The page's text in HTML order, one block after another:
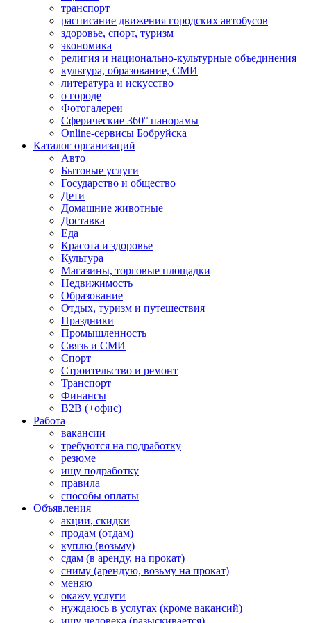
транспорт
расписание движения городских автобусов
здоровье, спорт, туризм
экономика
религия и национально-культурные объединения
культура, образование, СМИ
литература и искусство
о городе
Фотогалереи
Сферические 360° панорамы
Online-сервисы Бобруйска
Каталог организаций
Авто
Бытовые услуги
Государство и общество
Дети
Домашние животные
Доставка
Еда
Красота и здоровье
Культура
Магазины, торговые площадки
Недвижимость
Образование
Отдых, туризм и путешествия
Праздники
Промышленность
Связь и СМИ
Спорт
Строительство и ремонт
Транспорт
Финансы
B2B (+офис)
Работа
вакансии
требуются на подработку
резюме
ищу подработку
правила
способы оплаты
Объявления
акции, скидки
продам (отдам)
куплю (возьму)
сдам (в аренду, на прокат)
сниму (арендую, возьму на прокат)
меняю
окажу услуги
нуждаюсь в услугах (кроме вакансий)
ищу человека (разыскивается)